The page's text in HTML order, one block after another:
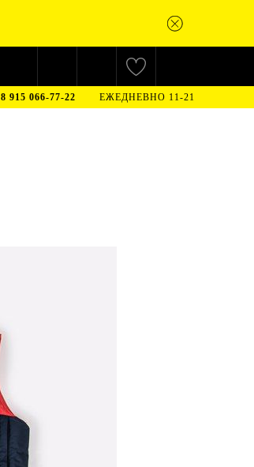
8 915 066-77-22 ЕЖЕДНЕВНО 11-21